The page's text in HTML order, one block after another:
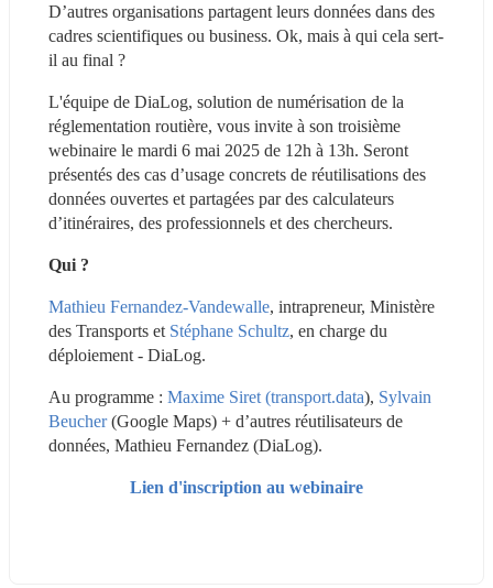
D’autres organisations partagent leurs données dans des
cadres scientifiques ou business. Ok, mais à qui cela sert-
il au final ?
L'équipe de DiaLog, solution de numérisation de la
réglementation routière, vous invite à son troisième
webinaire le mardi 6 mai 2025 de 12h à 13h. Seront
présentés des cas d’usage concrets de réutilisations des
données ouvertes et partagées par des calculateurs
d’itinéraires, des professionnels et des chercheurs.
Qui ?
Mathieu Fernandez-Vandewalle, intrapreneur, Ministère
des Transports et Stéphane Schultz, en charge du
déploiement - DiaLog.
Au programme : Maxime Siret (transport.data), Sylvain
Beucher (Google Maps) + d’autres réutilisateurs de
données, Mathieu Fernandez (DiaLog).
Lien d'inscription au webinaire